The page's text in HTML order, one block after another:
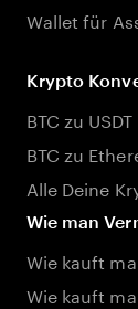
Wallet für
Krypto
BTC zu USDT
BTC zu
Alle Deine
Wie man
Wie kauft
Wie kauft